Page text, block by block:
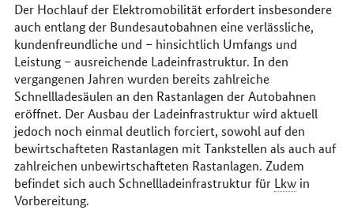
Der Hochlauf der Elektromobilität erfordert insbesondere
auch entlang der Bundesautobahnen eine verlässliche,
kundenfreundliche und – hinsichtlich Umfangs und
Leistung – ausreichende Ladeinfrastruktur. In den
vergangenen Jahren wurden bereits zahlreiche
Schnellladesäulen an den Rastanlagen der Autobahnen
eröffnet. Der Ausbau der Ladeinfrastruktur wird aktuell
jedoch noch einmal deutlich forciert, sowohl auf den
bewirtschafteten Rastanlagen mit Tankstellen als auch auf
zahlreichen unbewirtschafteten Rastanlagen. Zudem
befindet sich auch Schnellladeinfrastruktur für Lkwin
Vorbereitung.